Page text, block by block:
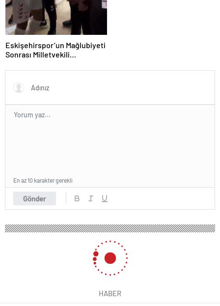
Eskişehirspor’un Mağlubiyeti
Sonrası Milletvekili
Gönder
En az 10 karakter gerekli
HABER